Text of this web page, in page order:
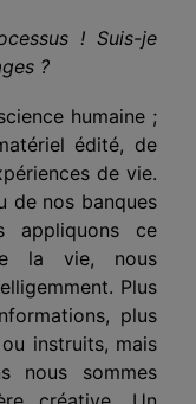
! Suis-je
?
humaine ;
édité, de
de vie.
de nos banques
appliquons ce
la vie, nous
Plus
plus
instruits, mais
nous sommes